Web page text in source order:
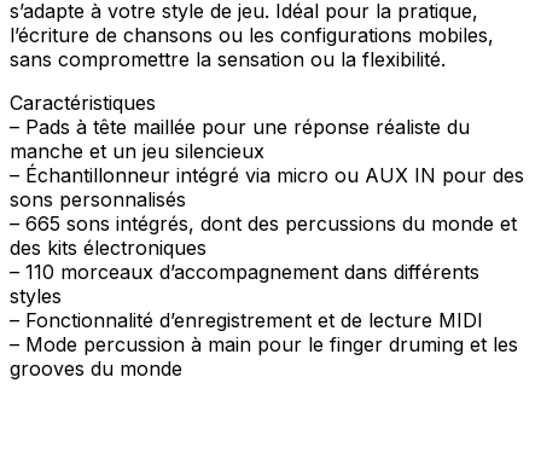
s’adapte à votre style de jeu. Idéal pour la pratique,
l’écriture de chansons ou les configurations mobiles,
sans compromettre la sensation ou la flexibilité.
Caractéristiques
– Pads à tête maillée pour une réponse réaliste du
manche et un jeu silencieux
– Échantillonneur intégré via micro ou AUX IN pour des
sons personnalisés
– 665 sons intégrés, dont des percussions du monde et
des kits électroniques
– 110 morceaux d’accompagnement dans différents
styles
– Fonctionnalité d’enregistrement et de lecture MIDI
– Mode percussion à main pour le finger druming et les
grooves du monde